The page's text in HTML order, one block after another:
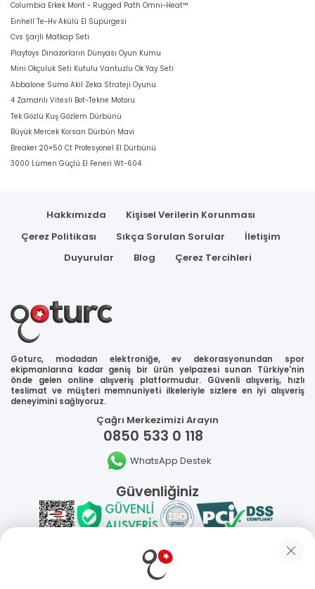
Columbia Erkek Mont - Rugged Path Omni-Heat™
Einhell Te-Hv Akülü El Süpürgesi
Cvs Şarjli Matkap Seti
Playtoys Dinazorların Dünyası Oyun Kumu
Mini Okçuluk Seti Kutulu Vantuzlu Ok Yay Seti
Abbalone Sumo Akil Zeka Strateji Oyunu
4 Zamanlı Vitesli Bot-Tekne Motoru
Tek Gözlü Kuş Gözlem Dürbünü
Büyük Mercek Korsan Dürbün Mavi
Breaker 20×50 Ct Profesyonel El Dürbünü
3000 Lümen Güçlü El Feneri Wt-604
Hakkımızda
Kişisel Verilerin Korunması
Çerez Politikası
Sıkça Sorulan Sorular
İletişim
Duyurular
Blog Çerez Tercihleri
Goturc, modadan elektroniğe, ev dekorasyonundan spor
ekipmanlarına kadar geniş bir ürün yelpazesi sunan Türkiye'nin
önde gelen online alışveriş platformudur. Güvenli alışveriş, hızlı
teslimat ve müşteri memnuniyeti ilkeleriyle sizlere en iyi alışveriş
deneyimini sağlıyoruz.
Çağrı Merkezimizi Arayın
0850 533 0 118
WhatsApp Destek
Güvenliğiniz
Sosyal Medya